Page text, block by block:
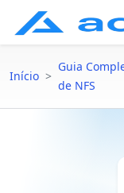
Início >
Guia
de NFS